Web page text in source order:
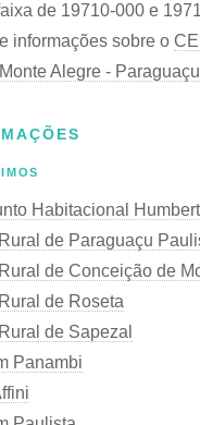
de 19710-000 e
informações sobre o
Alegre -
Habitacional
de Paraguaçu
de Conceição de
de Roseta
de Sapezal
Panambi